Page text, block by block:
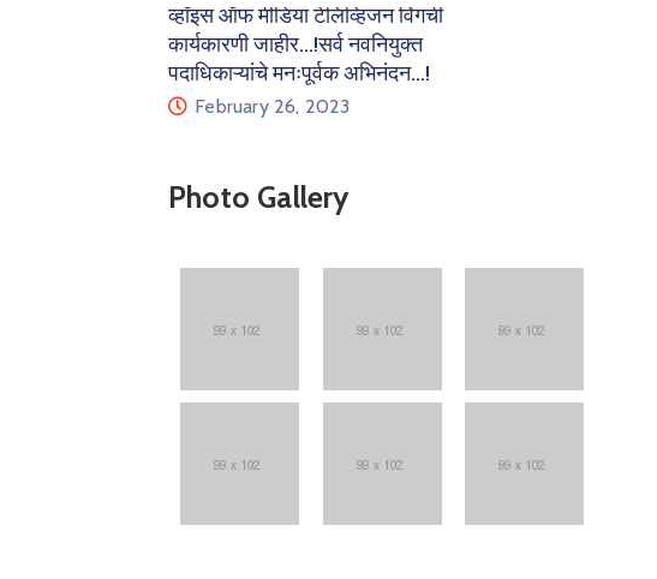
व्हॉइस ऑफ मीडिया टेलिव्हिजन विंगची
कार्यकारणी जाहीर…!सर्व नवनियुक्त
पदाधिकाऱ्यांचे मनःपूर्वक अभिनंदन…!
February 26, 2023
Photo Gallery